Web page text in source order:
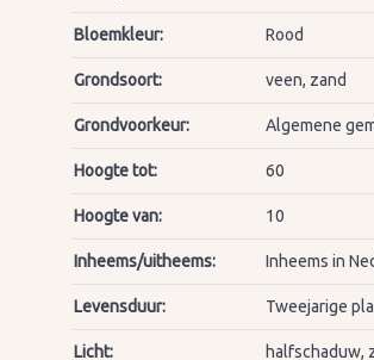
Bloemkleur: Rood
Grondsoort: veen, zand
Grondvoorkeur: Algemene
Hoogte tot: 60
Hoogte van: 10
Inheems/uitheems: Inheems in
Levensduur: Tweejarige
Licht: halfschaduw,